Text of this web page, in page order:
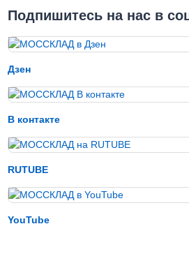
Подпишитесь на нас в
Дзен
В контакте
RUTUBE
YouTube